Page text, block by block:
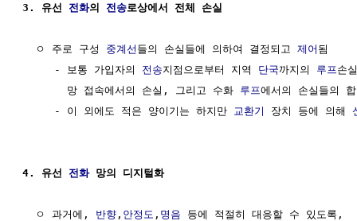
3. 유선 전화의 전송로상에서 전체 손실
  ㅇ 주로 구성
중계선 들의 손실들에 의하여 결정되고 제어 됨
     - 보통 가입자의
전송지점으로부터 지역 단국까지의 루프손
       망 접속에서의 손실, 그리고 수화
루프에서의 손실들의 합
     - 이 외에도 적은 양이기는 하지만
교환기 장치 등에 의해
4. 유선 전화 망의 디지털화
  ㅇ 과거에,
반향 , 안정도 , 명음 등에 적절히 대응할 수 있도록,